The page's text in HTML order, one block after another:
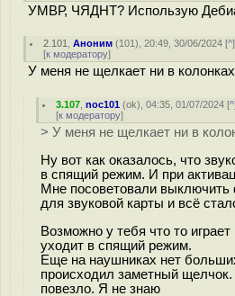
УМВР, ЧЯДНТ? Использую
2.101 ,Аноним (101), 20:49, 30/06/2024 [^
[к модератору]
У меня не щелкает ни в
3.107 ,noc101 (ok), 04:35, 01/07/2024 [^
[к модератору]
> У меня не щелкает ни в
Ну вот как оказалось, что
в спящий режим. И при
Мне посоветовали
для звуковой карты и всё
Возможно у тебя что то
уходит в спящий режим.
Еще на наушниках нет
происходил заметный
повезло. Я не знаю